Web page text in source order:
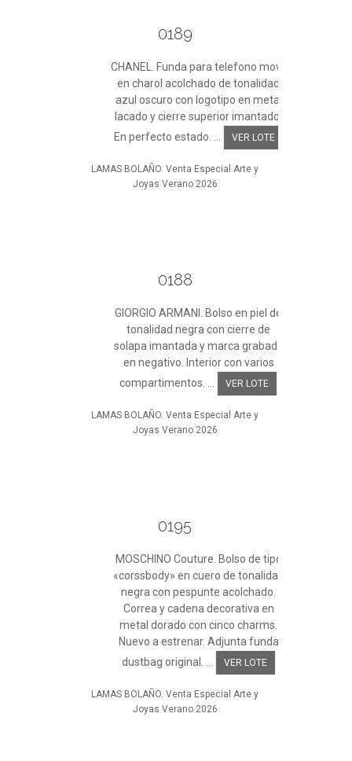
0189
CHANEL. Funda para telefono movil
en charol acolchado de tonalidad
azul oscuro con logotipo en metal
lacado y cierre superior imantado.
En perfecto estado. ...
VER LOTE
LAMAS BOLAÑO. Venta Especial Arte y
Joyas Verano 2026
0188
GIORGIO ARMANI. Bolso en piel de
tonalidad negra con cierre de
solapa imantada y marca grabada
en negativo. Interior con varios
compartimentos. ...
VER LOTE
LAMAS BOLAÑO. Venta Especial Arte y
Joyas Verano 2026
0195
MOSCHINO Couture. Bolso de tipo
«corssbody» en cuero de tonalidad
negra con pespunte acolchado.
Correa y cadena decorativa en
metal dorado con cinco charms.
Nuevo a estrenar. Adjunta funda
dustbag original. ...
VER LOTE
LAMAS BOLAÑO. Venta Especial Arte y
Joyas Verano 2026